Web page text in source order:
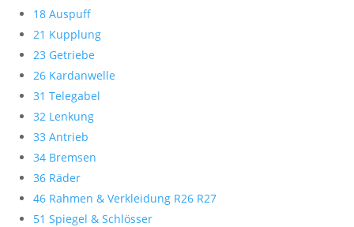
18 Auspuff
21 Kupplung
23 Getriebe
26 Kardanwelle
31 Telegabel
32 Lenkung
33 Antrieb
34 Bremsen
36 Räder
46 Rahmen & Verkleidung R26 R27
51 Spiegel & Schlösser